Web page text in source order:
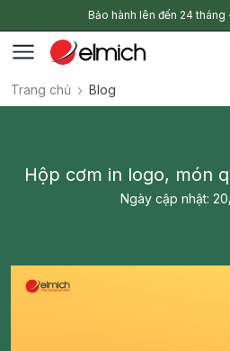
Bảo hành lên đến 24 tháng
Trang chủ Blog
Hộp cơm in logo, món
Ngày cập nhật: